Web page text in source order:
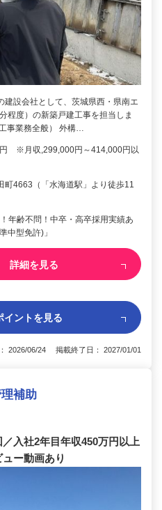
建設会社として、茨城県西・県南エ
程度）の新築戸建工事を担当しま
事業務全般） 外構…
※月収,299,000円～414,000円以
町4663（「水海道駅」より徒歩11
年齢不問！中卒・高卒採用実績あ
中型免許)」
詳細を見る
イントを見る
2026/06/24 掲載終了日： 2027/01/01
補助
入社2年目年収450万円以上
ー動画あり